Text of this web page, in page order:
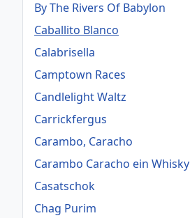
By The Rivers Of Babylon
Caballito Blanco
Calabrisella
Camptown Races
Candlelight Waltz
Carrickfergus
Carambo, Caracho
Carambo Caracho ein Whisky
Casatschok
Chag Purim